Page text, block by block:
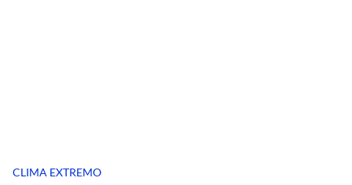
CLIMA EXTREMO